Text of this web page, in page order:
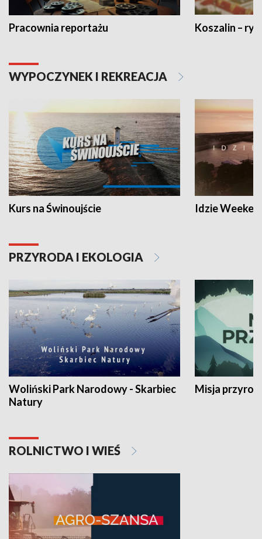
Pracownia reportażu Koszalin –
WYPOCZYNEK I REKREACJA
Kurs na Świnoujście Idzie
PRZYRODA I EKOLOGIA
Woliński Park Narodowy - Skarbiec
Natury
Misja
ROLNICTWO I WIEŚ